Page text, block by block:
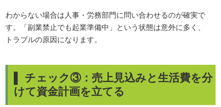
わからない場合は人事・労務部門に問い合わせるのが確実で
す。「副業禁止でも起業準備中」という状態は意外に多く、
トラブルの原因になります。
▌ チェック③：売上見込みと生活費を分
けて資金計画を立てる